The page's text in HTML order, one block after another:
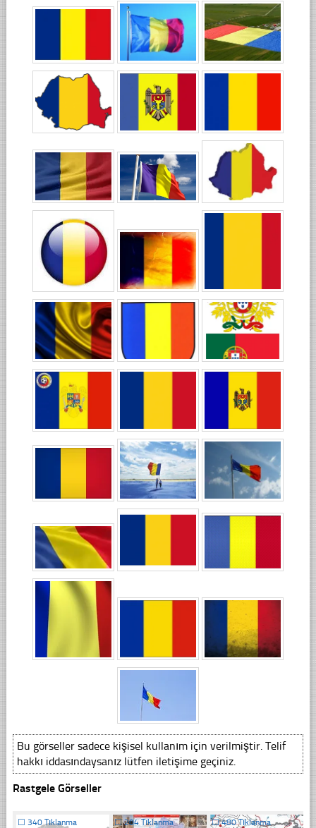
Bu görseller sadece kişisel kullanım için verilmiştir. Telif
hakkı iddasındaysanız lütfen iletişime geçiniz.
Rastgele Görseller
☐ 340 Tıklanma ☐204 Tıklanma ☐480 Tıklanma